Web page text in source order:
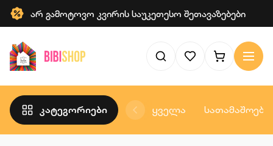
არ გამოტოვო კვირის საუკეთესო შეთავაზებები
კატეგორიები ყველა სათამაშოები